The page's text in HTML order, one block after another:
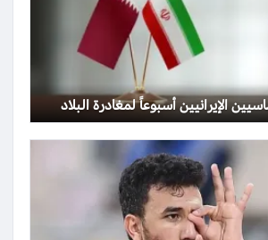
الإيرانيين أسبوعاً لمغادرة البلاد